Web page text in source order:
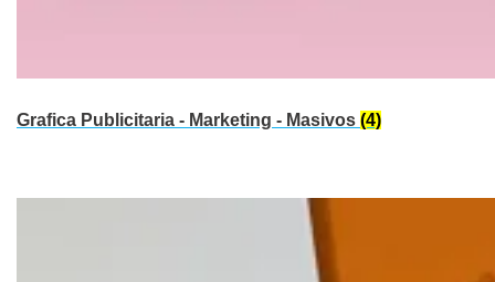
Grafica Publicitaria - Marketing - Masivos (4)